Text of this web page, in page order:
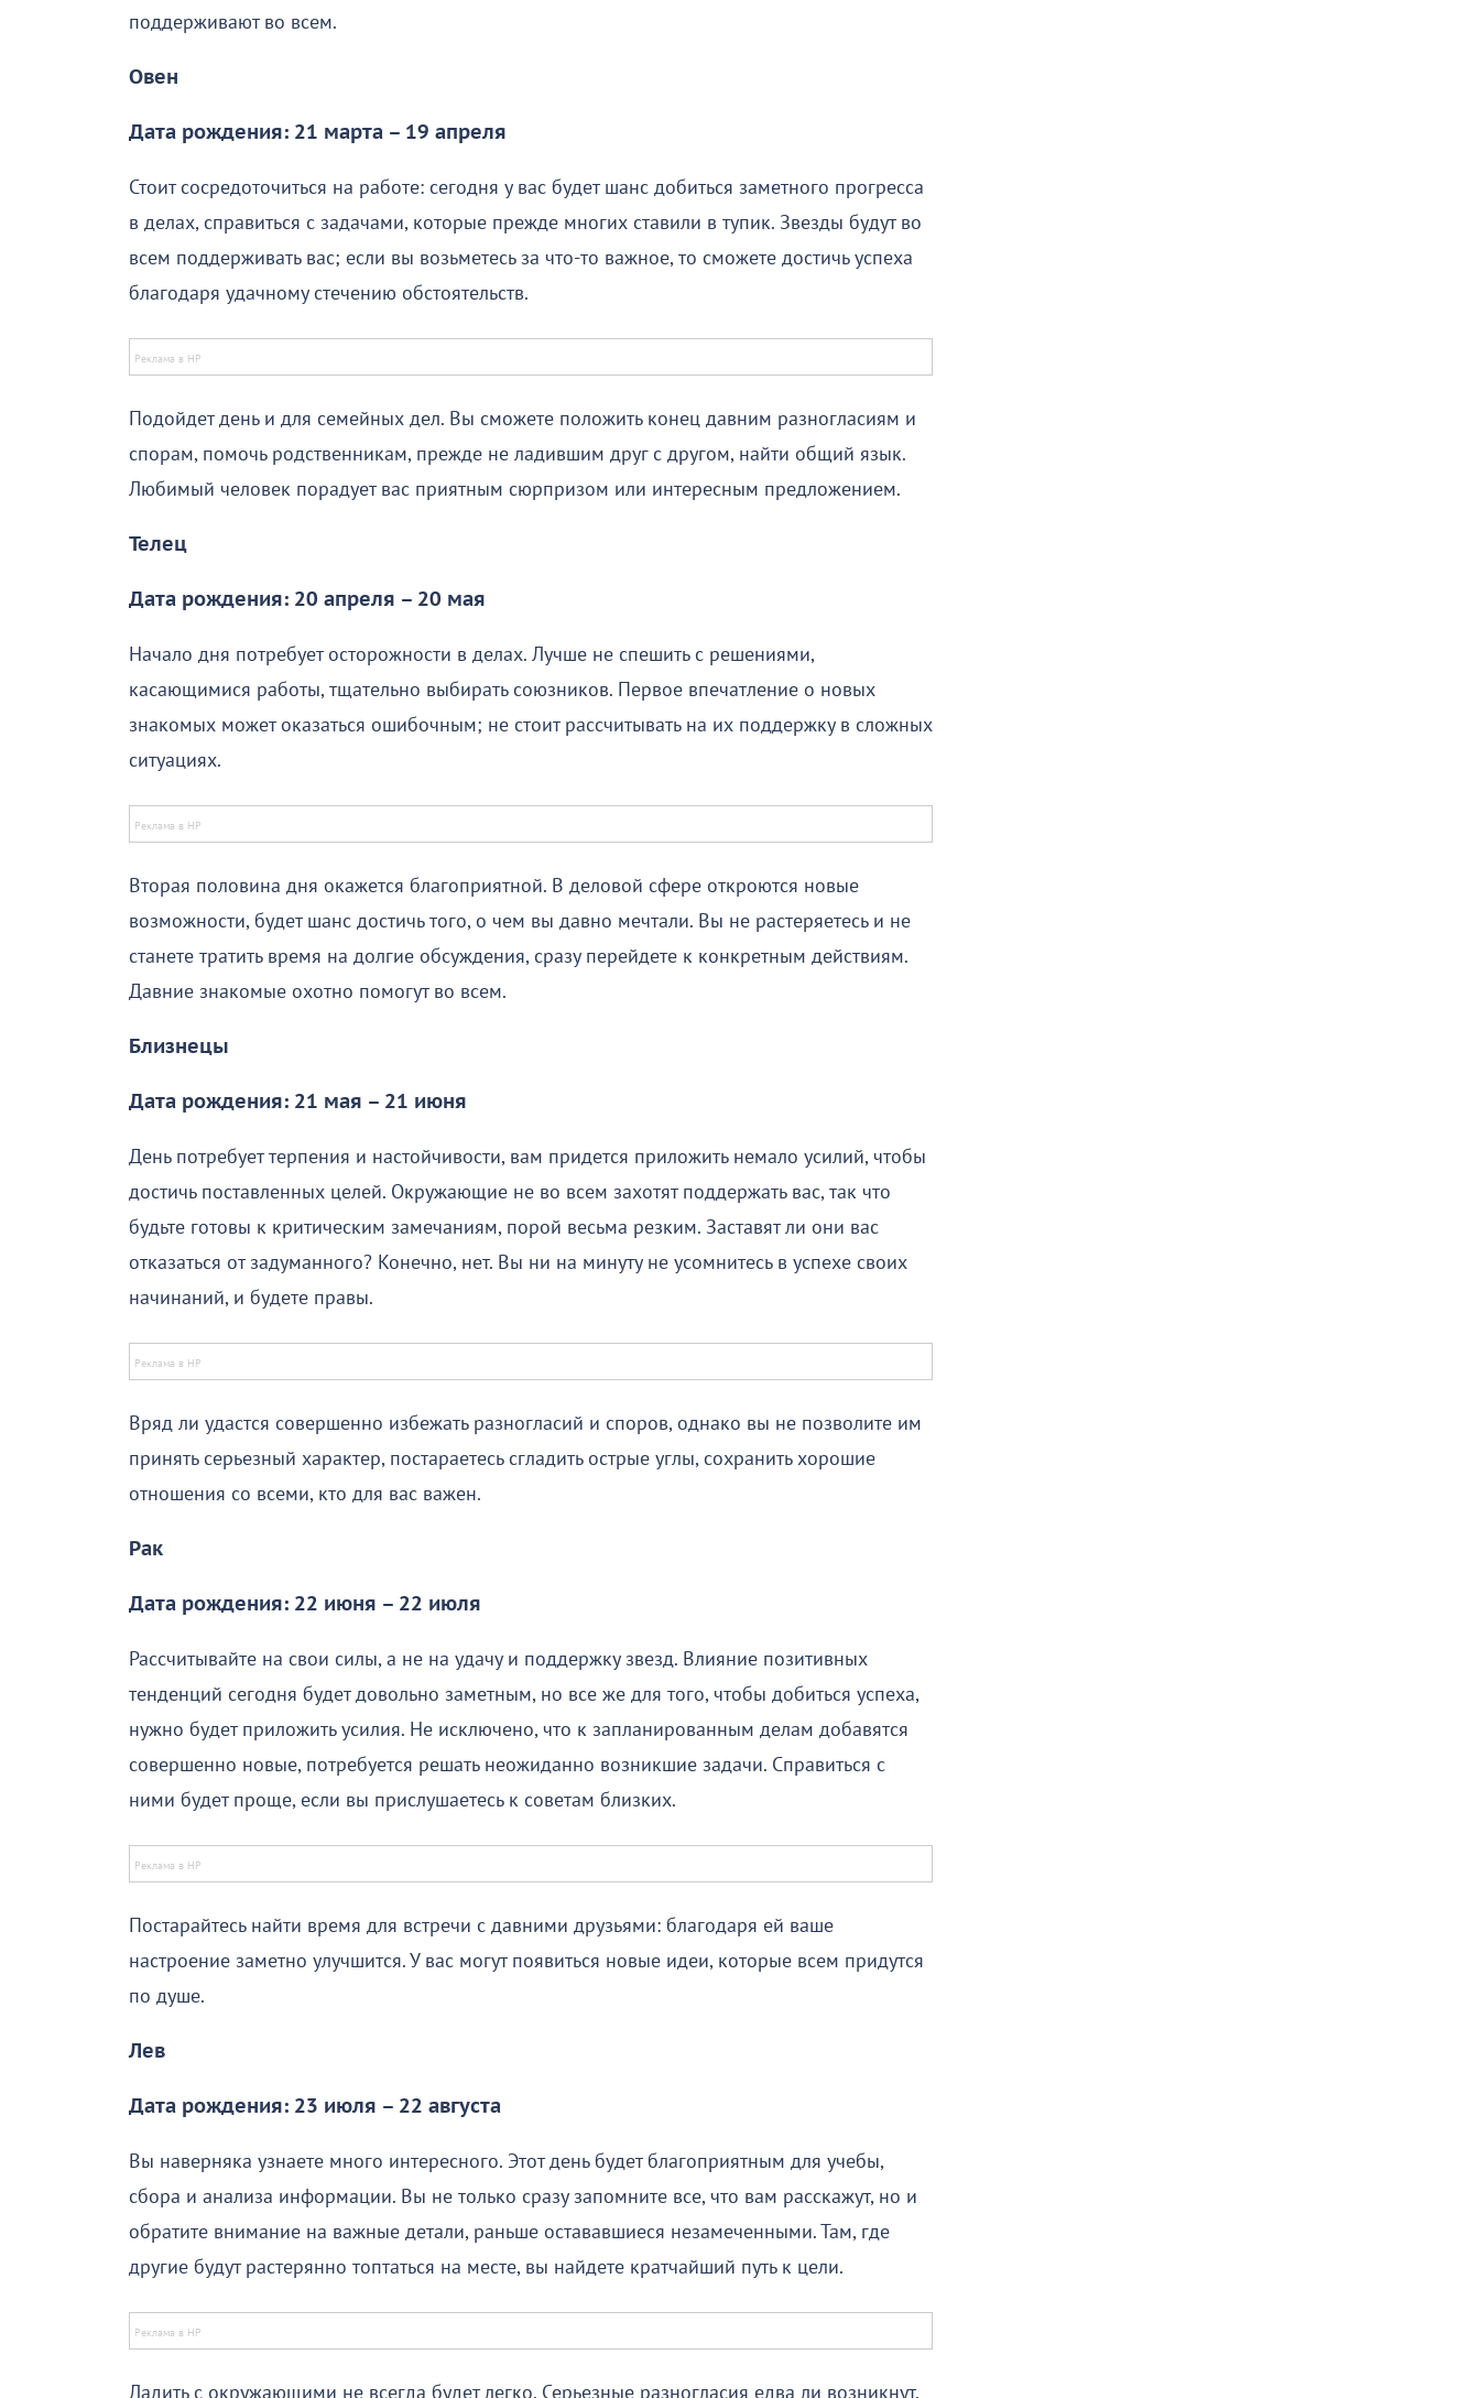
поддерживают во всем.
Овен
Дата рождения: 21 марта – 19 апреля
Стоит сосредоточиться на работе: сегодня у вас будет шанс добиться заметного прогресса
в делах, справиться с задачами, которые прежде многих ставили в тупик. Звезды будут во
всем поддерживать вас; если вы возьметесь за что-то важное, то сможете достичь успеха
благодаря удачному стечению обстоятельств.
Подойдет день и для семейных дел. Вы сможете положить конец давним разногласиям и
спорам, помочь родственникам, прежде не ладившим друг с другом, найти общий язык.
Любимый человек порадует вас приятным сюрпризом или интересным предложением.
Телец
Дата рождения: 20 апреля – 20 мая
Начало дня потребует осторожности в делах. Лучше не спешить с решениями,
касающимися работы, тщательно выбирать союзников. Первое впечатление о новых
знакомых может оказаться ошибочным; не стоит рассчитывать на их поддержку в сложных
ситуациях.
Вторая половина дня окажется благоприятной. В деловой сфере откроются новые
возможности, будет шанс достичь того, о чем вы давно мечтали. Вы не растеряетесь и не
станете тратить время на долгие обсуждения, сразу перейдете к конкретным действиям.
Давние знакомые охотно помогут во всем.
Близнецы
Дата рождения: 21 мая – 21 июня
День потребует терпения и настойчивости, вам придется приложить немало усилий, чтобы
достичь поставленных целей. Окружающие не во всем захотят поддержать вас, так что
будьте готовы к критическим замечаниям, порой весьма резким. Заставят ли они вас
отказаться от задуманного? Конечно, нет. Вы ни на минуту не усомнитесь в успехе своих
начинаний, и будете правы.
Вряд ли удастся совершенно избежать разногласий и споров, однако вы не позволите им
принять серьезный характер, постараетесь сгладить острые углы, сохранить хорошие
отношения со всеми, кто для вас важен.
Рак
Дата рождения: 22 июня – 22 июля
Рассчитывайте на свои силы, а не на удачу и поддержку звезд. Влияние позитивных
тенденций сегодня будет довольно заметным, но все же для того, чтобы добиться успеха,
нужно будет приложить усилия. Не исключено, что к запланированным делам добавятся
совершенно новые, потребуется решать неожиданно возникшие задачи. Справиться с
ними будет проще, если вы прислушаетесь к советам близких.
Постарайтесь найти время для встречи с давними друзьями: благодаря ей ваше
настроение заметно улучшится. У вас могут появиться новые идеи, которые всем придутся
по душе.
Лев
Дата рождения: 23 июля – 22 августа
Вы наверняка узнаете много интересного. Этот день будет благоприятным для учебы,
сбора и анализа информации. Вы не только сразу запомните все, что вам расскажут, но и
обратите внимание на важные детали, раньше остававшиеся незамеченными. Там, где
другие будут растерянно топтаться на месте, вы найдете кратчайший путь к цели.
Ладить с окружающими не всегда будет легко. Серьезные разногласия едва ли возникнут,